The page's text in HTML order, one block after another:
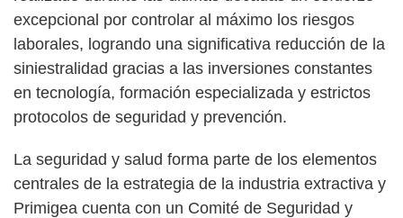
excepcional por controlar al máximo los riesgos
laborales, logrando una significativa reducción de la
siniestralidad gracias a las inversiones constantes
en tecnología, formación especializada y estrictos
protocolos de seguridad y prevención.
La seguridad y salud forma parte de los elementos
centrales de la estrategia de la industria extractiva y
Primigea cuenta con un Comité de Seguridad y